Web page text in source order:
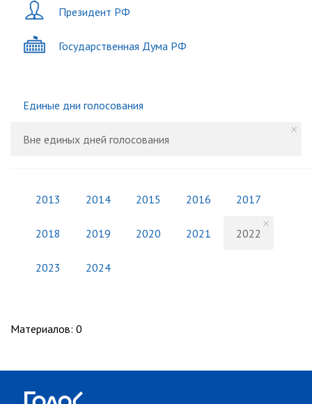
Президент РФ
Государственная Дума РФ
Единые дни голосования
Вне единых дней голосования
2013 2014 2015 2016 2017
2018 2019 2020 2021 2022
2023 2024
Материалов: 0